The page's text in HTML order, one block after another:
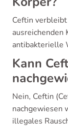
Ceftin
ausreichenden
antibakterielle
Kann
Nein, Ceftin
nachgewiesen
illegales